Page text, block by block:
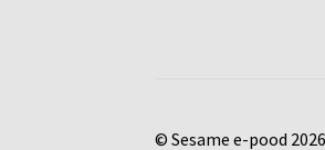
© Sesame e-pood 2026